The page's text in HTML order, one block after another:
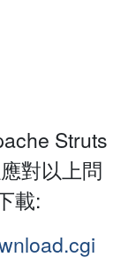
Struts
對以上問
載: